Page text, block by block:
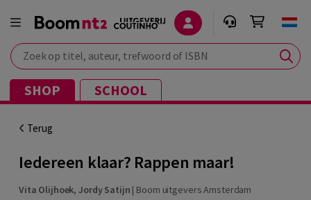
Zoek op titel, auteur, trefwoord of ISBN
SHOP SCHOOL
Terug
Iedereen klaar? Rappen maar!
Vita Olijhoek,Jordy Satijn | Boom uitgevers Amsterdam